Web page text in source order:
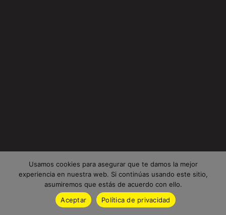
Usamos cookies para asegurar que te damos la mejor
experiencia en nuestra web. Si continúas usando este sitio,
asumiremos que estás de acuerdo con ello.
Aceptar
Política de privacidad